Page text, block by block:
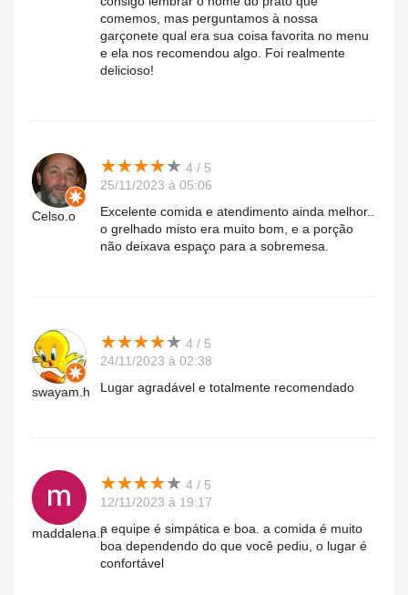
comemos, mas perguntamos à nossa
garçonete qual era sua coisa favorita no menu
e ela nos recomendou algo. Foi realmente
delicioso!
Celso.o
★★★★★
★★★★★ 4 / 5
25/11/2023 à 05:06
Excelente comida e atendimento ainda melhor..
o grelhado misto era muito bom, e a porção
não deixava espaço para a sobremesa.
swayam.h
★★★★★
★★★★★ 4 / 5
24/11/2023 à 02:38
Lugar agradável e totalmente recomendado
maddalena.i
★★★★★
★★★★★ 4 / 5
12/11/2023 à 19:17
a equipe é simpática e boa. a comida é muito
boa dependendo do que você pediu, o lugar é
confortável